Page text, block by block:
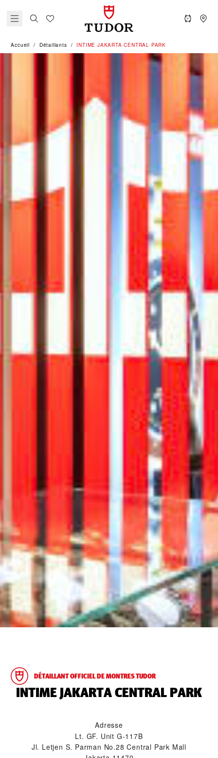
Accueil Détaillants ‭INTIME JAKARTA CENTRAL PARK‬
DÉTAILLANT OFFICIEL DE MONTRES TUDOR
‭INTIME JAKARTA CENTRAL PARK‬
Adresse
Lt. GF. Unit G-117B
Jl. Letjen S. Parman No.28 Central Park Mall